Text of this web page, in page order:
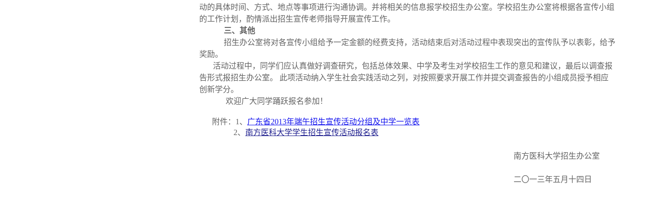
动的具体时间、方式、地点等事项进行沟通协调。并将相关的信息报学校招生办公室。学校招生办公室将根据各宣传小组
的工作计划，酌情派出招生宣传老师指导开展宣传工作。
三、其他
招生办公室将对各宣传小组给予一定金额的经费支持，活动结束后对活动过程中表现突出的宣传队予以表彰，给予
奖励。
活动过程中，同学们应认真做好调查研究，包括总体效果、中学及考生对学校招生工作的意见和建议，最后以调查报
告形式报招生办公室。
此项活动纳入学生社会实践活动之列，对按照要求开展工作并提交调查报告的小组成员授予相应
创新学分。
欢迎广大同学踊跃报名参加！
附件： 1 、 广东省2013年端午招生宣传活动分组及中学一览表
2、 南方医科大学学生招生宣传活动报名表
南方医科大学招生办公室
二〇一三年五月十四日